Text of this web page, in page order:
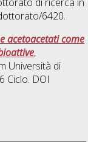
6420.
acetoacetati come
,
Università di
Ciclo. DOI